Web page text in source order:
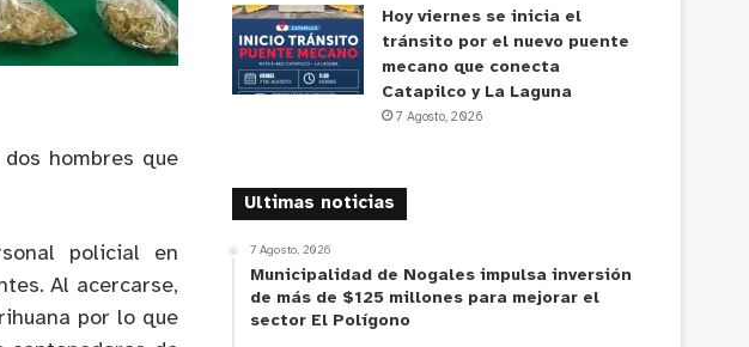
hombres que
policial en
Al acercarse,
por lo que
Hoy viernes se inicia el
tránsito por el nuevo puente
mecano que conecta
Catapilco y La Laguna
7 Agosto, 2026
Ultimas noticias
7 Agosto, 2026
Municipalidad de Nogales impulsa inversión
de más de $125 millones para mejorar el
sector El Polígono